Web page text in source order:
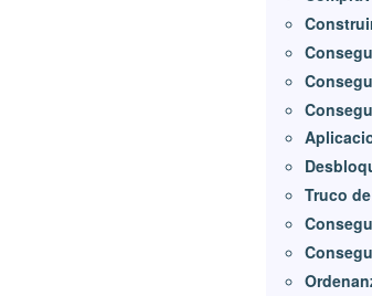
Truco